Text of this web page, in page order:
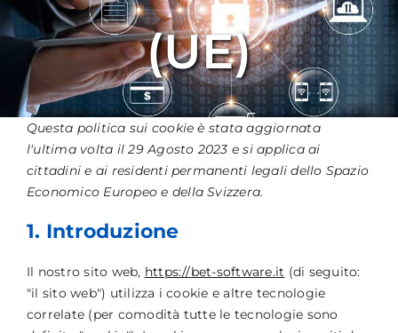
(UE)
Questa politica sui cookie è stata aggiornata
l'ultima volta il 29 Agosto 2023 e si applica ai
cittadini e ai residenti permanenti legali dello Spazio
Economico Europeo e della Svizzera.
1. Introduzione
Il nostro sito web, https://bet-software.it (di seguito:
"il sito web") utilizza i cookie e altre tecnologie
correlate (per comodità tutte le tecnologie sono